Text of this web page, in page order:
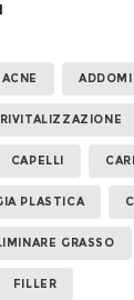
ACNE
CAPELLI
PLASTICA
GRASSO
FILLER